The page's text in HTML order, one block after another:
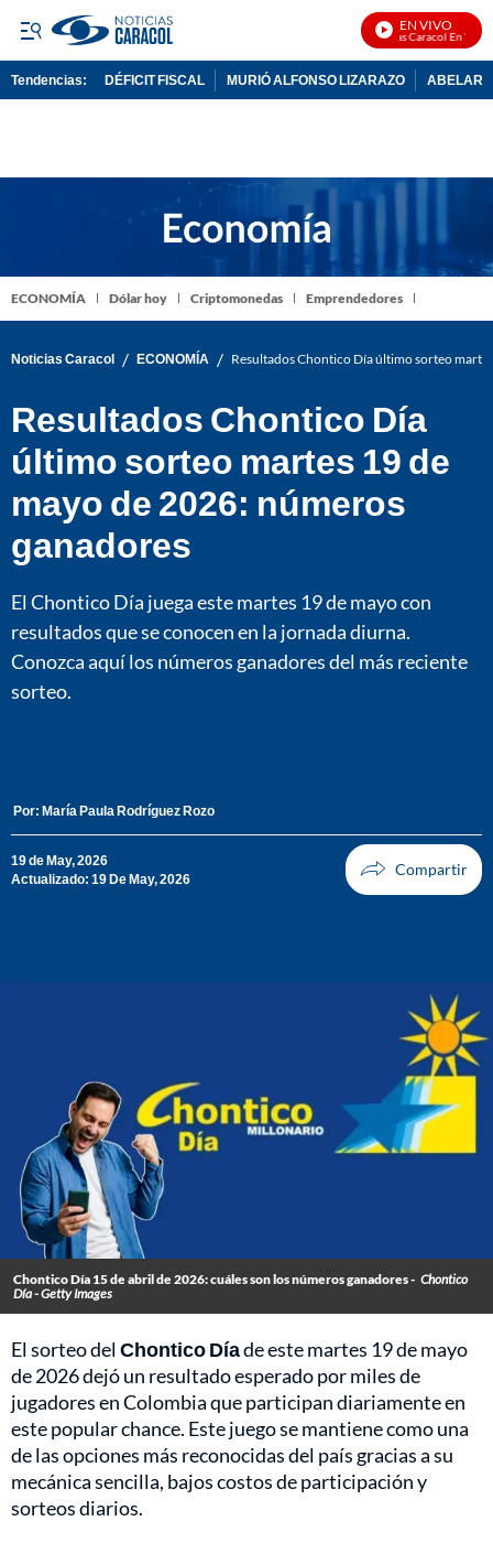
EN VIVO
Noticias Caracol En Vivo
Tendencias: DÉFICIT FISCAL MURIÓ ALFONSO LIZARAZO
ECONOMÍA Dólar hoy Criptomonedas Emprendedores
Noticias Caracol / ECONOMÍA / Resultados Chontico Día último sorteo
Resultados Chontico Día
último sorteo martes 19 de
mayo de 2026: números
ganadores
El Chontico Día juega este martes 19 de mayo con
resultados que se conocen en la jornada diurna.
Conozca aquí los números ganadores del más reciente
sorteo.
Por: María Paula Rodríguez Rozo
19 de May, 2026
Actualizado: 19 De May, 2026
Chontico Día 15 de abril de 2026: cuáles son los números ganadores - Chontico
Día - Getty Images
El sorteo delChontico Díade este martes 19 de mayo
de 2026 dejó un resultado esperado por miles de
jugadores en Colombia que participan diariamente en
este popular chance. Este juego se mantiene como una
de las opciones más reconocidas del país gracias a su
mecánica sencilla, bajos costos de participación y
sorteos diarios.